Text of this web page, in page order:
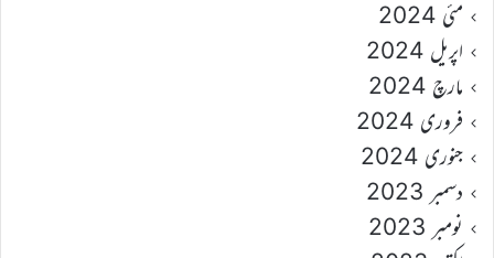
مئی 2024
اپریل 2024
مارچ 2024
فروری 2024
جنوری 2024
دسمبر 2023
نومبر 2023